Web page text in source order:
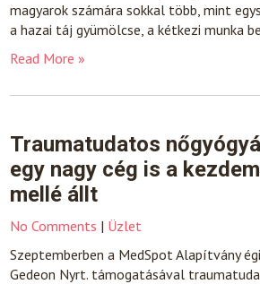
magyarok számára sokkal több, mint
a hazai táj gyümölcse, a kétkezi munka
Read More »
Traumatudatos
egy nagy cég is a
mellé állt
No Comments | Üzlet
Szeptemberben a MedSpot Alapítvány
Gedeon Nyrt. támogatásával